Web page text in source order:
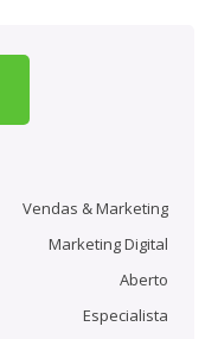
Vendas & Marketing
Marketing Digital
Aberto
Especialista